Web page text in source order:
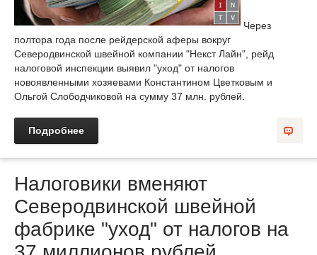
Через
полтора года после рейдерской аферы вокруг
Cеверодвинской швейной компании "Некст Лайн", рейд
налоговой инспекции выявил "уход" от налогов
новоявленными хозяевами Константином Цветковым и
Ольгой Слободчиковой на сумму 37 млн. рублей.
Подробнее
Налоговики вменяют
Северодвинской швейной
фабрике "уход" от налогов на